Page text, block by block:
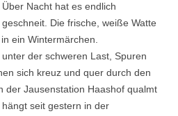
Über Nacht hat es endlich
geschneit. Die frische, weiße Watte
ein Wintermärchen.
der schweren Last, Spuren
sich kreuz und quer durch den
der Jausenstation Haashof qualmt
seit gestern in der